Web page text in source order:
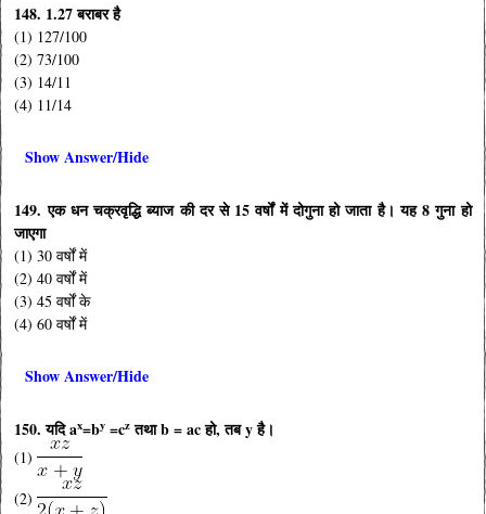
148. 1.27 बराबर है
(1) 127/100
(2) 73/100
(3) 14/11
(4) 11/14
Show Answer/Hide
149. एक धन चक्रवृद्धि ब्याज की दर से 15 वर्षों में दोगुना हो जाता है। यह 8 गुना हो
जाएगा
(1) 30 वर्षों में
(2) 40 वर्षों में
(3) 45 वर्षों के
(4) 60 वर्षों में
Show Answer/Hide
150. यदि ax=by =czतथा b = ac हो, तब y है।
(1)
(2)